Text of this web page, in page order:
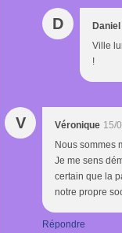
D
Ville
!
V Véronique 15/
Nous sommes
Je me sens
certain que la
notre propre
Répondre